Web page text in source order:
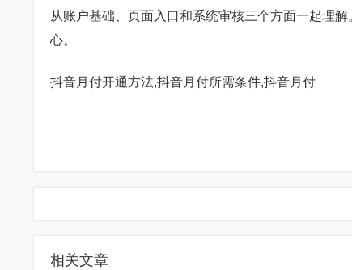
从账户基础、页面入口和系统审核三个方面一起理
心。
抖音月付开通方法,抖音月付所需条件,抖音月付
相关文章